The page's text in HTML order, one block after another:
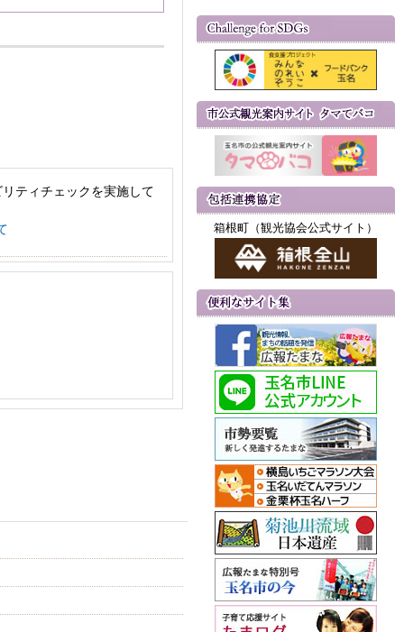
ティチェックを実施して
箱根町（観光協会公式サイト）